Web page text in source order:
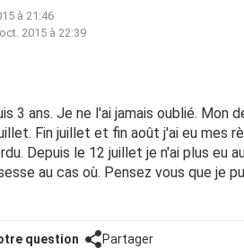
à 21:46
2015 à 22:39
3 ans. Je ne l'ai jamais oublié. Mon
Fin juillet et fin août j'ai eu mes
Depuis le 12 juillet je n'ai plus eu
au cas où. Pensez vous que je
question Partager